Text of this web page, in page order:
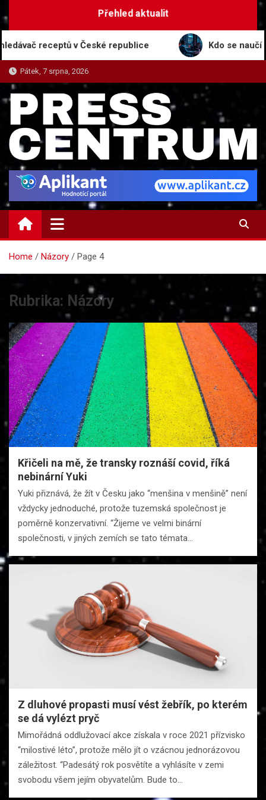
to
Přehled aktualit
receptů v České republice Kdo se naučí s
Pátek, 7 srpna, 2026
PRESS-CENTRUM.CZ
Magazín informací a tiskových zpráv
Home Názory Page 4
Rubrika: Názory
Křičeli na mě, že transky roznáší covid, říká
nebinární Yuki
Yuki přiznává, že žít v Česku jako “menšina v menšině” není
vždycky jednoduché, protože tuzemská společnost je
poměrně konzervativní. “Žijeme ve velmi binární
společnosti, v jiných zemích se tato témata…
Z dluhové propasti musí vést žebřík, po kterém
se dá vylézt pryč
Mimořádná oddlužovací akce získala v roce 2021 přízvisko
“milostivé léto”, protože mělo jít o vzácnou jednorázovou
záležitost. “Padesátý rok posvětíte a vyhlásíte v zemi
svobodu všem jejím obyvatelům. Bude to…